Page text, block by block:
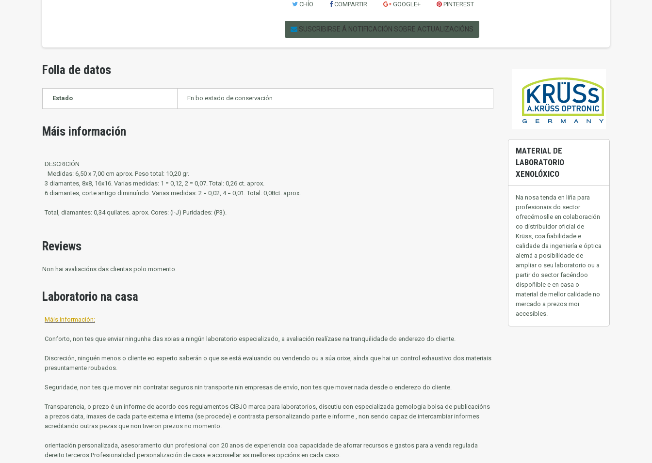
CHÍO COMPARTIR GOOGLE+ PINTEREST
SUSCRIBIRSE Á NOTIFICACIÓN SOBRE ACTUALIZACIÓNS
Folla de datos
Estado En bo estado de conservación
Máis información
DESCRICIÓN
Medidas: 6,50 x 7,00 cm aprox. Peso total: 10,20 gr.
3 diamantes, 8x8, 16x16. Varias medidas: 1 = 0,12, 2 = 0,07. Total: 0,26 ct. aprox.
6 diamantes, corte antigo diminuíndo. Varias medidas: 2 = 0,02, 4 = 0,01. Total: 0,08ct. aprox.
Total, diamantes: 0,34 quilates. aprox. Cores: (I-J) Puridades: (P3).
Reviews
Non hai avaliacións das clientas polo momento.
Laboratorio na casa
Máis información:
Conforto, non tes que enviar ningunha das xoias a ningún laboratorio especializado, a avaliación realízase na tranquilidade do enderezo do cliente.
Discreción, ninguén menos o cliente eo experto saberán o que se está evaluando ou vendendo ou a súa orixe, aínda que hai un control exhaustivo dos materiais
presuntamente roubados.
Seguridade, non tes que mover nin contratar seguros nin transporte nin empresas de envío, non tes que mover nada desde o enderezo do cliente.
Transparencia, o prezo é un informe de acordo cos regulamentos CIBJO marca para laboratorios, discutiu con especializada gemologia bolsa de publicacións
a prezos data, imaxes de cada parte externa e interna (se procede) e contrasta personalizando parte e informe , non sendo capaz de intercambiar informes
acreditando outras pezas que non tiveron prezos no momento.
orientación personalizada, asesoramento dun profesional con 20 anos de experiencia coa capacidade de aforrar recursos e gastos para a venda regulada
dereito terceros.Profesionalidad personalización de casa e aconsellar as mellores opcións en cada caso.
MATERIAL DE
LABORATORIO
XENOLÓXICO
Na nosa tenda en liña para
profesionais do sector
ofrecémoslle en colaboración
co distribuidor oficial de
Krüss, coa fiabilidade e
calidade da ingeniería e óptica
alemá a posibilidade de
ampliar o seu laboratorio ou a
partir do sector facéndoo
dispoñible e en casa o
material de mellor calidade no
mercado a prezos moi
accesibles.